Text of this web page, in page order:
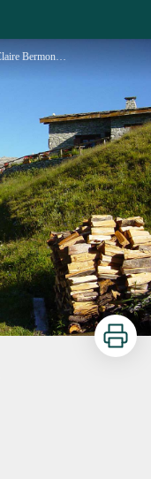
Refuge de Plan Sec à Aussois - MO. Claire Bermond - OT AUSSOIS
Imprimer